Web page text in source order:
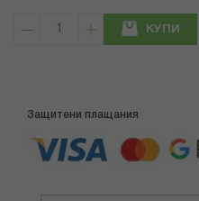
КУПИ
Защитени плащания